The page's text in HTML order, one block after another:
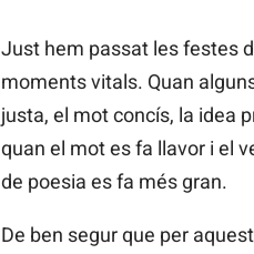
Just hem passat les festes
moments vitals. Quan
justa, el mot concís, la idea
quan el mot es fa llavor i el
de poesia es fa més gran.
De ben segur que per